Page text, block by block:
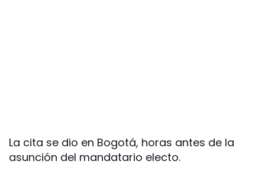
La cita se dio en Bogotá, horas antes de la
asunción del mandatario electo.